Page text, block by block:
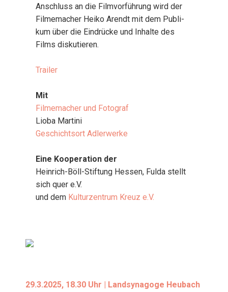
Anschluss an die Film­vor­füh­rung wird der
Fil­me­ma­cher Hei­ko Are­ndt mit dem Publi­
kum über die Ein­drü­cke und Inhal­te des
Films dis­ku­tie­ren.
Trai­ler
Mit
Fil­me­ma­cher und Foto­graf
Lio­ba Mar­ti­ni
Geschichts­ort Adler­wer­ke
Eine Koope­ra­ti­on der
Hein­rich-Böll-Stif­tung Hes­sen, Ful­da stellt
sich quer e.V.
und dem Kul­tur­zen­trum Kreuz e.V.
29.3.2025, 18.30 Uhr | Land­syn­ago­ge Heu­bach